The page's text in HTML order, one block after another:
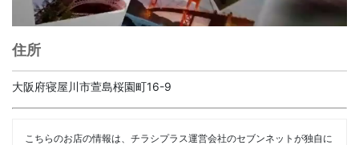
住所
大阪府寝屋川市萱島桜園町16-9
こちらのお店の情報は、チラシプラス運営会社のセブンネットが独自に